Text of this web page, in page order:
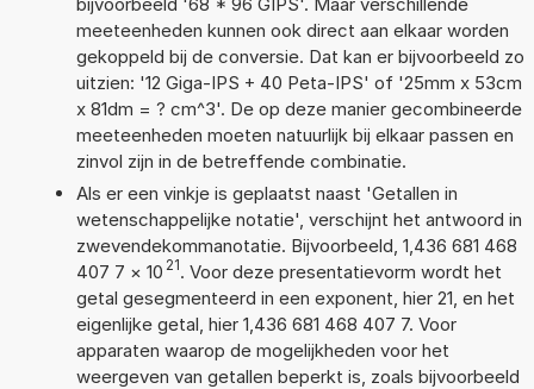
meeteenheden kunnen ook direct aan elkaar worden
gekoppeld bij de conversie. Dat kan er bijvoorbeeld zo
uitzien: '12 Giga-IPS + 40 Peta-IPS' of '25mm x 53cm
x 81dm = ? cm^3'. De op deze manier gecombineerde
meeteenheden moeten natuurlijk bij elkaar passen en
zinvol zijn in de betreffende combinatie.
Als er een vinkje is geplaatst naast 'Getallen in
wetenschappelijke notatie', verschijnt het antwoord in
zwevendekommanotatie. Bijvoorbeeld, 1,436 681 468
407 7 × 10 21. Voor deze presentatievorm wordt het
getal gesegmenteerd in een exponent, hier 21, en het
eigenlijke getal, hier 1,436 681 468 407 7. Voor
apparaten waarop de mogelijkheden voor het
weergeven van getallen beperkt is, zoals bijvoorbeeld